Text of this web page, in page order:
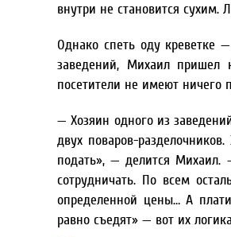
внутри не становится
Однако спеть оду креветке
заведений, Михаил пришел
посетители не имеют ничего
— Хозяин одного из
двух поваров-
подать», — делится
сотрудничать. По всем
определенной цены… А
равно съедят» — вот их